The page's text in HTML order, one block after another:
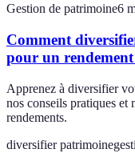
Gestion de patrimoine6
Comment
pour un
Apprenez à diversifier
nos conseils pratiques et
rendements.
diversifier patrimoine